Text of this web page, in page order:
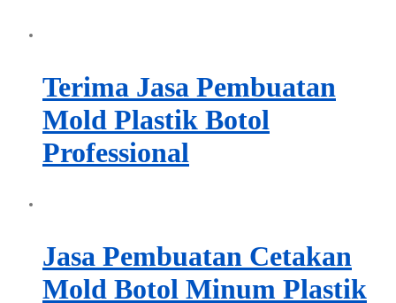
Terima Jasa Pembuatan
Mold Plastik Botol
Professional
Jasa Pembuatan Cetakan
Mold Botol Minum Plastik